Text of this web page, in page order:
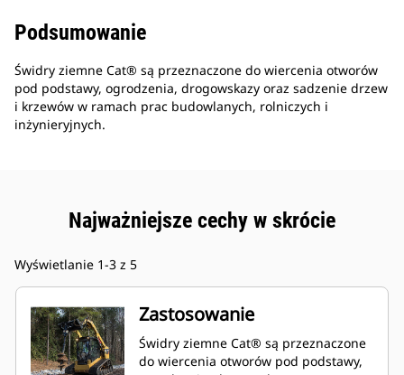
Podsumowanie
Świdry ziemne Cat® są przeznaczone do wiercenia otworów
pod podstawy, ogrodzenia, drogowskazy oraz sadzenie drzew
i krzewów w ramach prac budowlanych, rolniczych i
inżynieryjnych.
Najważniejsze cechy w skrócie
Wyświetlanie 1-3 z 5
Zastosowanie
Świdry ziemne Cat® są przeznaczone
do wiercenia otworów pod podstawy,